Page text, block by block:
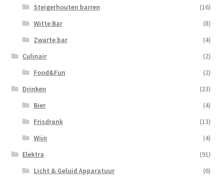
Steigerhouten barren
(16)
Witte Bar
(8)
Zwarte bar
(4)
Culinair
(2)
Food&Fun
(2)
Drinken
(23)
Bier
(4)
Frisdrank
(13)
Wijn
(4)
Elektra
(91)
Licht & Geluid Apparatuur
(6)